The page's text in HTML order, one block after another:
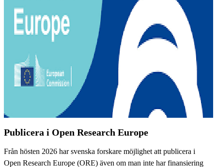
Publicera i Open Research Europe
Från hösten 2026 har svenska forskare möjlighet att publicera i
Open Research Europe (ORE) även om man inte har finansiering